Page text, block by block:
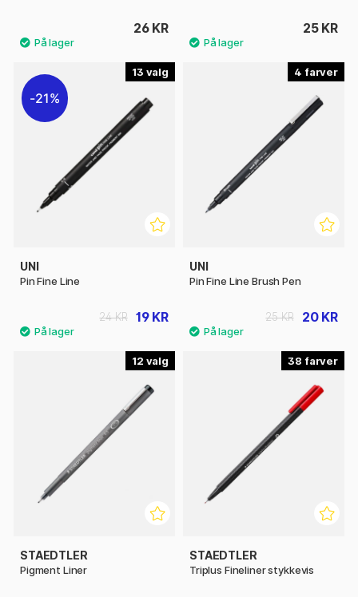
26 KR 25 KR
13
21%
UNI
Pin Fine Line
19 KR
24 KR
4
UNI
Pin Fine Line Brush Pen
20 KR
25 KR
12
STAEDTLER
Pigment Liner
38
STAEDTLER
Triplus Fineliner stykkevis